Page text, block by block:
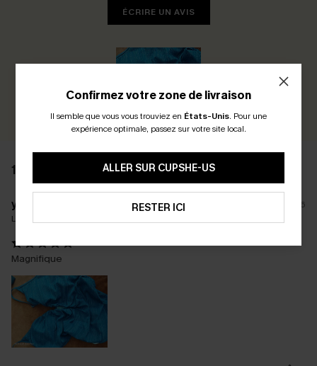
ÉCRIRE UN AVIS
15 AVIS
y****
21/03/2026
La taille achetée:
Magnifique
Confirmez votre zone de livraison
Il semble que vous vous trouviez en États-Unis. Pour une
expérience optimale, passez sur votre site local.
ALLER SUR CUPSHE-US
RESTER ICI